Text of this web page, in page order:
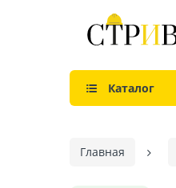
Каталог
Главная